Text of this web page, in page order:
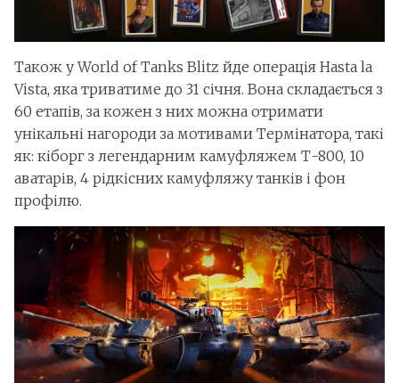
Також у World of Tanks Blitz йде операція Hasta la
Vista, яка триватиме до 31 січня. Вона складається з
60 етапів, за кожен з них можна отримати
унікальні нагороди за мотивами Термінатора, такі
як: кіборг з легендарним камуфляжем Т-800, 10
аватарів, 4 рідкісних камуфляжу танків і фон
профілю.